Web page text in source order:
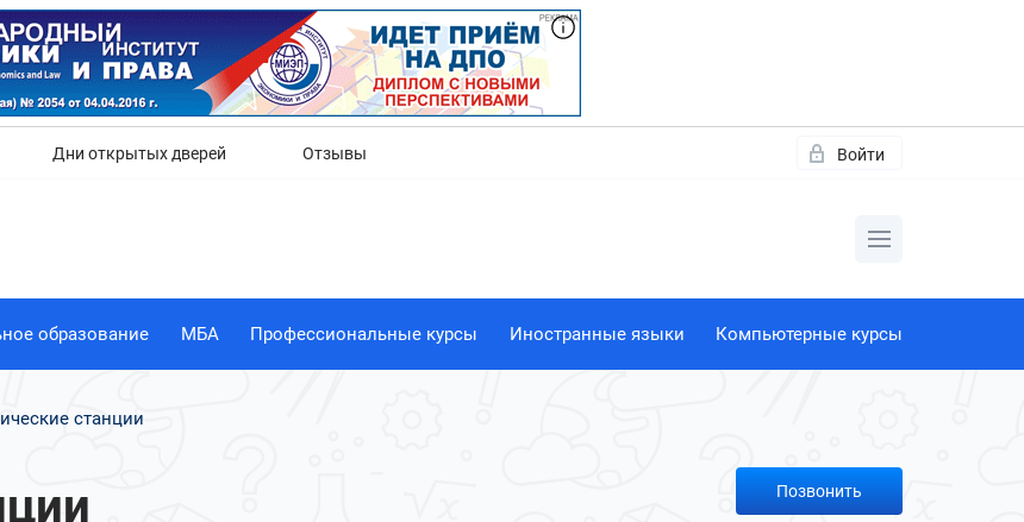
Дни открытых дверей Отзывы Войти
образование МБА Профессиональные курсы Иностранные языки Компьютерные курсы
станции
Позвонить
Нет